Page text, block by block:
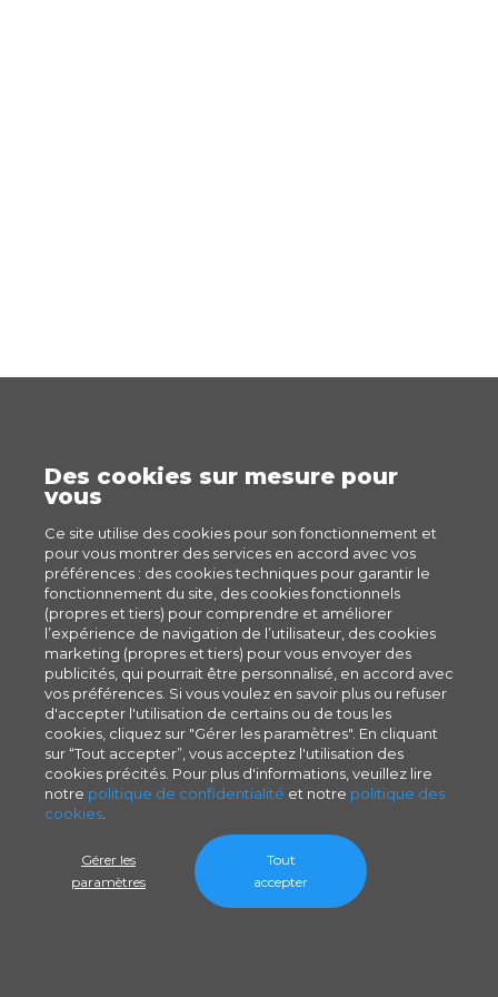
Des cookies sur mesure pour
vous
Ce site utilise des cookies pour son fonctionnement et
pour vous montrer des services en accord avec vos
préférences : des cookies techniques pour garantir le
fonctionnement du site, des cookies fonctionnels
(propres et tiers) pour comprendre et améliorer
l’expérience de navigation de l’utilisateur, des cookies
marketing (propres et tiers) pour vous envoyer des
publicités, qui pourrait être personnalisé, en accord avec
vos préférences. Si vous voulez en savoir plus ou refuser
d'accepter l'utilisation de certains ou de tous les
cookies, cliquez sur "Gérer les paramètres". En cliquant
sur “Tout accepter”, vous acceptez l'utilisation des
cookies précités. Pour plus d'informations, veuillez lire
notre politique de confidentialité et notre politique des
cookies
Gérer les
paramètres
Tout
accepter